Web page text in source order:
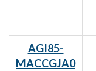
AGI85-
MACCGJA0